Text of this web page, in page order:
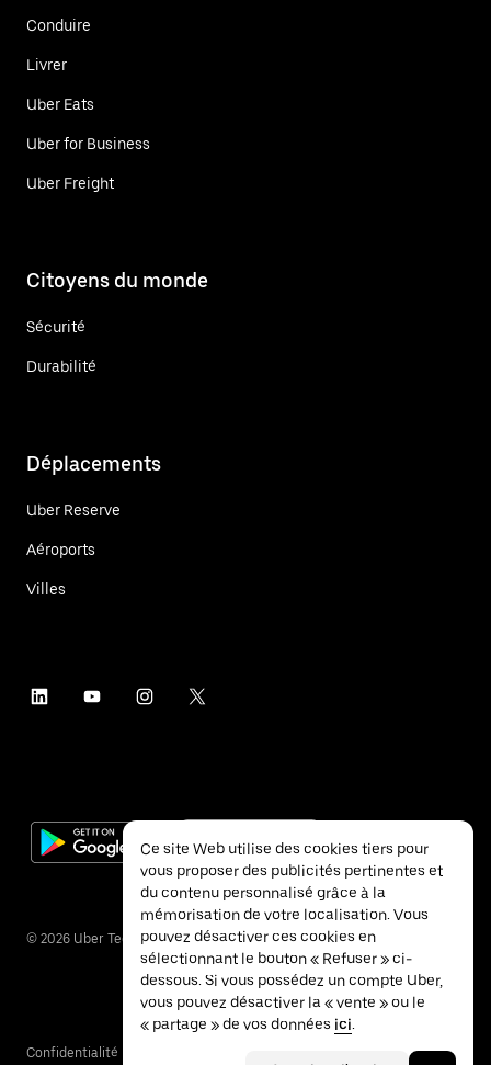
Conduire
Livrer
Uber Eats
Uber for Business
Uber Freight
Citoyens du monde
Sécurité
Durabilité
Déplacements
Uber Reserve
Aéroports
Villes
© 2026 Uber Technologies Inc.
Confidentialité
Ce site Web utilise des cookies tiers pour
vous proposer des publicités pertinentes et
du contenu personnalisé grâce à la
mémorisation de votre localisation. Vous
pouvez désactiver ces cookies en
sélectionnant le bouton « Refuser » ci-
dessous. Si vous possédez un compte Uber,
vous pouvez désactiver la « vente » ou le
« partage » de vos données ici.